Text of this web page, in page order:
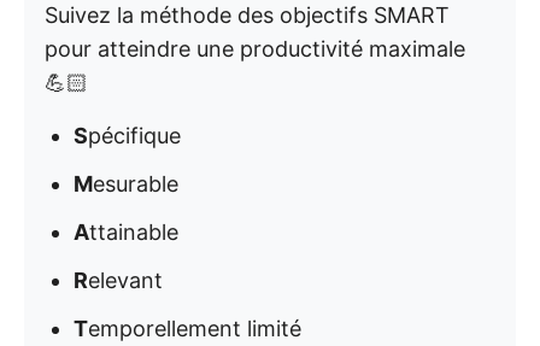
Suivez la méthode des objectifs SMART
pour atteindre une productivité maximale
💪🏻
Spécifique
Mesurable
Attainable
Relevant
Temporellement limité